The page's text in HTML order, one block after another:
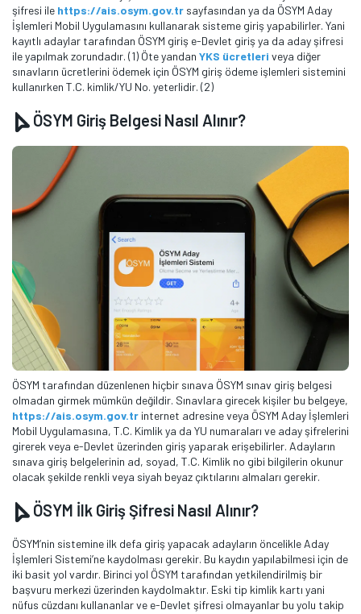
şifresi ile https://ais.osym.gov.tr sayfasından ya da ÖSYM Aday
İşlemleri Mobil Uygulamasını kullanarak sisteme giriş yapabilirler. Yani
kayıtlı adaylar tarafından ÖSYM giriş e-Devlet giriş ya da aday şifresi
ile yapılmak zorundadır. (1) Öte yandan YKS ücretleri veya diğer
sınavların ücretlerini ödemek için ÖSYM giriş ödeme işlemleri sistemini
kullanırken T.C. kimlik/YU No. yeterlidir. (2)
ÖSYM Giriş Belgesi Nasıl Alınır?
ÖSYM tarafından düzenlenen hiçbir sınava ÖSYM sınav giriş belgesi
olmadan girmek mümkün değildir. Sınavlara girecek kişiler bu belgeye,
https://ais.osym.gov.tr internet adresine veya ÖSYM Aday İşlemleri
Mobil Uygulamasına, T.C. Kimlik ya da YU numaraları ve aday şifrelerini
girerek veya e-Devlet üzerinden giriş yaparak erişebilirler. Adayların
sınava giriş belgelerinin ad, soyad, T.C. Kimlik no gibi bilgilerin okunur
olacak şekilde renkli veya siyah beyaz çıktılarını almaları gerekir.
ÖSYM İlk Giriş Şifresi Nasıl Alınır?
ÖSYM’nin sistemine ilk defa giriş yapacak adayların öncelikle Aday
İşlemleri Sistemi’ne kaydolması gerekir. Bu kaydın yapılabilmesi için de
iki basit yol vardır. Birinci yol ÖSYM tarafından yetkilendirilmiş bir
başvuru merkezi üzerinden kaydolmaktır. Eski tip kimlik kartı yani
nüfus cüzdanı kullananlar ve e-Devlet şifresi olmayanlar bu yolu takip